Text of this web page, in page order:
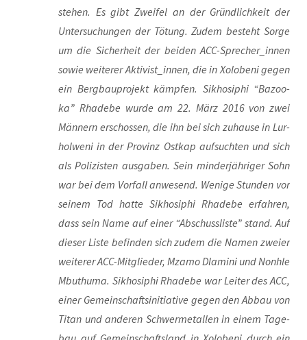
ste­hen. Es gibt Zwei­fel an der Gründ­lich­keit der
Unter­su­chun­gen der Tötung. Zudem besteht Sor­ge
um die Sicher­heit der bei­den ACC-Spre­cher_in­nen
sowie wei­te­rer Aktivist_innen, die in Xolo­be­ni gegen
ein Berg­bau­pro­jekt kämp­fen. Sik­ho­si­phi “Bazoo­
ka” Rha­de­be wur­de am 22. März 2016 von zwei
Män­nern erschos­sen, die ihn bei sich zuhau­se in Lur­
hol­we­ni in der Pro­vinz Ost­kap auf­such­ten und sich
als Poli­zis­ten aus­ga­ben. Sein min­der­jäh­ri­ger Sohn
war bei dem Vor­fall anwe­send. Weni­ge Stun­den vor
sei­nem Tod hat­te Sik­ho­si­phi Rha­de­be erfah­ren,
dass sein Name auf einer “Abschuss­lis­te” stand. Auf
die­ser Lis­te befin­den sich zudem die Namen zwei­er
wei­te­rer ACC-Mit­glie­der, Mza­mo Dla­mi­ni und Nonhle
Mbut­hu­ma. Sik­ho­si­phi Rha­de­be war Lei­ter des ACC,
einer Gemein­schafts­in­itia­ti­ve gegen den Abbau von
Titan und ande­ren Schwer­me­tal­len in einem Tage­